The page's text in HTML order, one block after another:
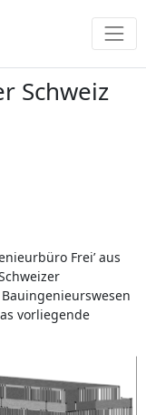
Schweiz
Frei’ aus
vorliegende